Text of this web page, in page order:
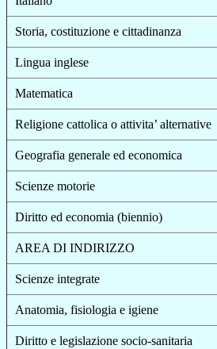
Storia, costituzione e cittadinanza
Lingua inglese
Matematica
Religione cattolica o attivita’ alternative
Geografia generale ed economica
Scienze motorie
Diritto ed economia (biennio)
AREA DI INDIRIZZO
Scienze integrate
Anatomia, fisiologia e igiene
Diritto e legislazione socio-sanitaria